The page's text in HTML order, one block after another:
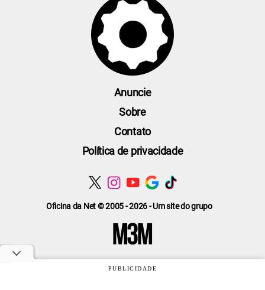
Oficina da Net © 2005 - 2026 - Um site do grupo
Anuncie
Sobre
Contato
Política de privacidade
PUBLICIDADE